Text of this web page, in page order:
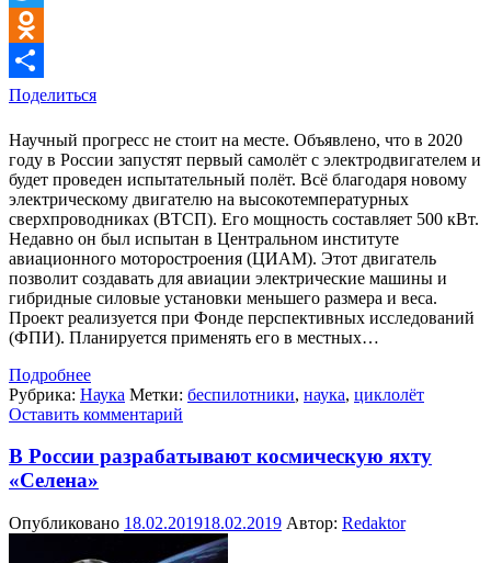
Twitter
Odnoklassniki
Поделиться
Научный прогресс не стоит на месте. Объявлено, что в 2020
году в России запустят первый самолёт с электродвигателем и
будет проведен испытательный полёт. Всё благодаря новому
электрическому двигателю на высокотемпературных
сверхпроводниках (ВТСП). Его мощность составляет 500 кВт.
Недавно он был испытан в Центральном институте
авиационного моторостроения (ЦИАМ). Этот двигатель
позволит создавать для авиации электрические машины и
гибридные силовые установки меньшего размера и веса.
Проект реализуется при Фонде перспективных исследований
(ФПИ). Планируется применять его в местных…
Подробнее
Рубрика: Наука Метки: беспилотники, наука, циклолёт
Оставить комментарий
В России разрабатывают космическую яхту
«Селена»
Опубликовано 18.02.201918.02.2019 Автор: Redaktor